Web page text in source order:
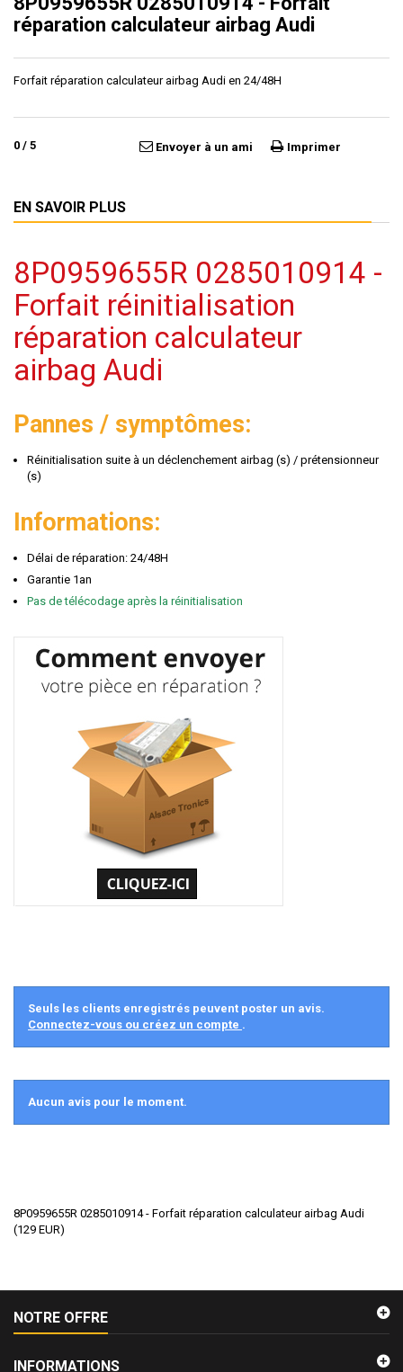
réparation calculateur airbag Audi
Forfait réparation calculateur airbag Audi en 24/48H
0 / 5 Envoyer à un ami Imprimer
EN SAVOIR PLUS
8P0959655R 0285010914 -
Forfait réinitialisation
réparation calculateur
airbag Audi
Pannes / symptômes:
Réinitialisation suite à un déclenchement airbag (s) / prétensionneur
(s)
Informations:
Délai de réparation: 24/48H
Garantie 1an
Pas de télécodage après la réinitialisation
Seuls les clients enregistrés peuvent poster un avis.
Connectez-vous ou créez un compte .
Aucun avis pour le moment.
8P0959655R 0285010914 - Forfait réparation calculateur airbag Audi
(129 EUR)
NOTRE OFFRE
INFORMATIONS